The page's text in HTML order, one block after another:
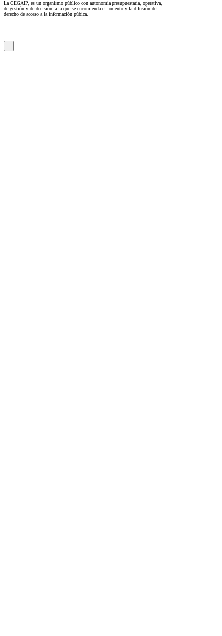
La CEGAIP, es un organismo público con autonomía presupuestaria, operativa,
de gestión y de decisión, a la que se encomienda el fomento y la difusión del
derecho de acceso a la información púbica.